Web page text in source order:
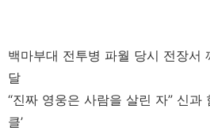
백마부대 전투병 파월 당시 전장서
달
“진짜 영웅은 사람을 살린 자” 신과
클’